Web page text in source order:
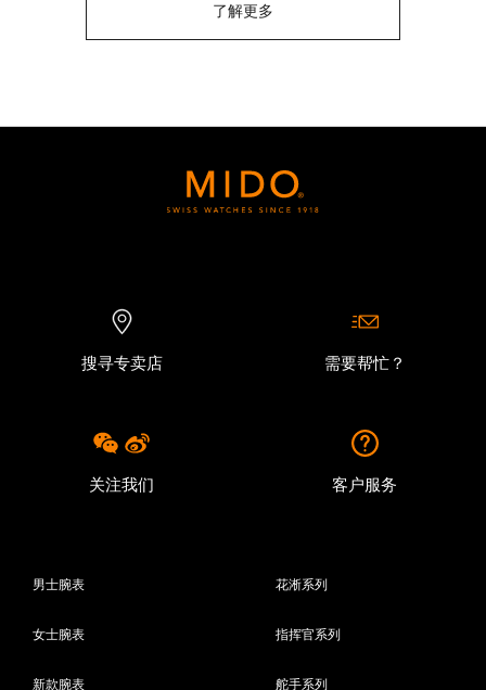
了解更多
搜寻专卖店 需要帮忙？
关注我们 客户服务
男士腕表
女士腕表
新款腕表
花淅系列
指挥官系列
舵手系列